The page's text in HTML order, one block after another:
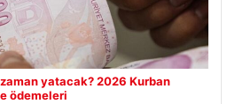
yatacak? 2026 Kurban
ödemeleri